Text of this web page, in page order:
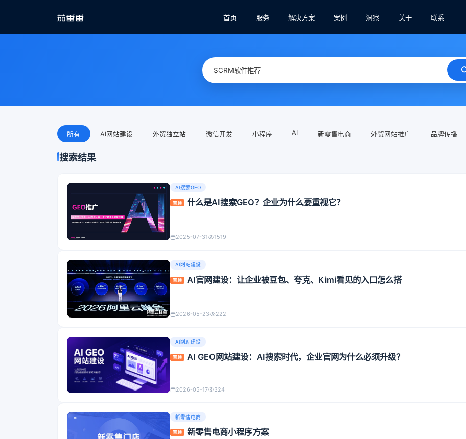
首页 服务 解决方案 案例 洞察 关于 联系
所有 AI网站建设 外贸独立站 微信开发 小程序 AI 新零售电商 外贸网站推广 品牌传播
搜索结果
AI搜索GEO
置顶 什么是AI搜索GEO？企业为什么要重视它？
2025-07-31 1519
AI网站建设
置顶 AI官网建设：让企业被豆包、夸克、Kimi看见的入口怎么搭
2026-05-23 222
AI网站建设
置顶 AI GEO网站建设：AI搜索时代，企业官网为什么必须升级？
2026-05-17 324
新零售电商
置顶 新零售电商小程序方案